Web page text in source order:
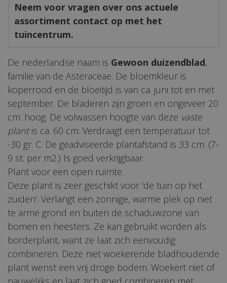
Neem voor vragen over ons actuele
assortiment contact op met het
tuincentrum.
De nederlandse naam is Gewoon duizendblad,
familie van de Asteraceae. De bloemkleur is
koperrood en de bloeitijd is van ca. juni tot en met
september. De bladeren zijn groen en ongeveer 20
cm. hoog. De volwassen hoogte van deze vaste
plantis ca. 60 cm. Verdraagt een temperatuur tot
-30 gr. C. De geadviseerde plantafstand is 33 cm. (7-
9 st. per m2.) Is goed verkrijgbaar.
Plant voor een open ruimte.
Deze plant is zeer geschikt voor 'de tuin op het
zuiden'. Verlangt een zonnige, warme plek op niet
te arme grond en buiten de schaduwzone van
bomen en heesters. Ze kan gebruikt worden als
borderplant, want ze laat zich eenvoudig
combineren. Deze niet woekerende bladhoudende
plant wenst een vrij droge bodem. Woekert niet of